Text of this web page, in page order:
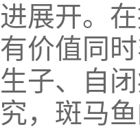
展开。
价值同
子、自
，斑马